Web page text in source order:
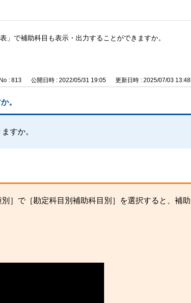
」で補助科目も表示・出力することができますか。
No : 813 公開日時 : 2022/05/31 19:05 更新日時 : 2025/07/03 13:48
。
すか。
］で［勘定科目別補助科目別］を選択すると、補助